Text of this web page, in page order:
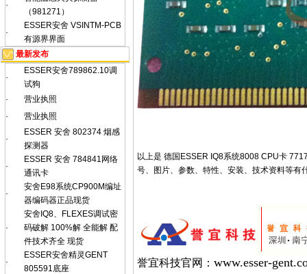
·
（981271）
·
ESSER安舍 VSINTM-PCB
有源界界面
最新发布
·
ESSER安舍789862.10调
试狗
·
营业执照
·
营业执照
·
ESSER 安舍 802374 烟感
探测器
·
ESSER 安舍 784841网络
通讯卡
·
安舍E98系统CP900M编址
器编码器正品现货
·
安舍IQ8、FLEXES调试密
码破解 100%解 全能解 配
件技术齐全 现货
·
ESSER安舍精灵GENT
805591底座
以上是 德国ESSER IQ8系统8008 CPU卡
号、图片、参数、特性、安装、技术资料等
誉宜科技官网： www.esser-